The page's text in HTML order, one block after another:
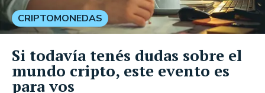
CRIPTOMONEDAS
Si todavía tenés dudas sobre el
mundo cripto, este evento es
para vos